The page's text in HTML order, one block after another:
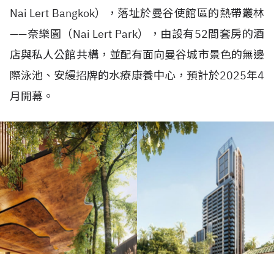
Nai Lert Bangkok），落址於曼谷使館區的熱帶叢林
——奈樂園（Nai Lert Park），由設有52間套房的酒
店與私人公館共構，並配有面向曼谷城市景色的無邊
際泳池、安縵招牌的水療康養中心，預計於2025年4
月開幕。